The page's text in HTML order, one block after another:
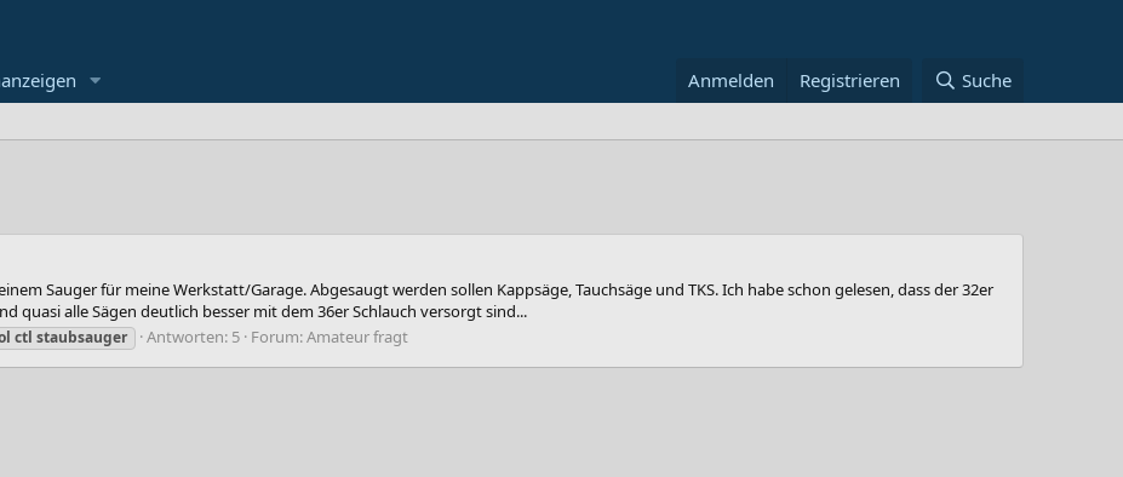
Anmelden Registrieren Suche
Sauger für meine Werkstatt/Garage. Abgesaugt werden sollen Kappsäge, Tauchsäge und TKS. Ich habe schon gelesen, dass der 32er
quasi alle Sägen deutlich besser mit dem 36er Schlauch versorgt sind...
ctl staubsauger Antworten: 5 Forum:Amateur fragt